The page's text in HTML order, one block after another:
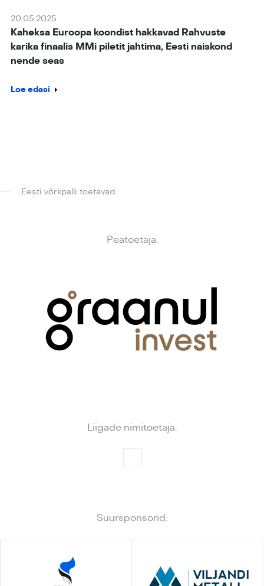
20.05.2025
Kaheksa Euroopa koondist hakkavad Rahvuste
karika finaalis MMi piletit jahtima, Eesti naiskond
nende seas
Loe edasi
Eesti võrkpalli toetavad:
Peatoetaja:
Liigade nimitoetaja:
Suursponsorid: